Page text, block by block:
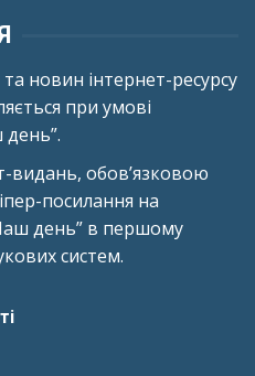
новин інтернет-ресурсу
при умові
день”.
видань, обов’язковою
посилання на
день” в першому
систем.